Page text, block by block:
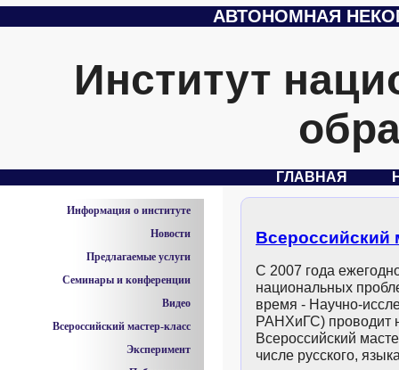
АВТОНОМНАЯ
Институт
ГЛАВНАЯ
Всероссийский
С 2007 года
национальных
время - Научно-
РАНХиГС) проводит
Всероссийский
числе русского,
Информация о институте
Новости
Предлагаемые услуги
Семинары и конференции
Видео
Всероссийский мастер-класс
Эксперимент